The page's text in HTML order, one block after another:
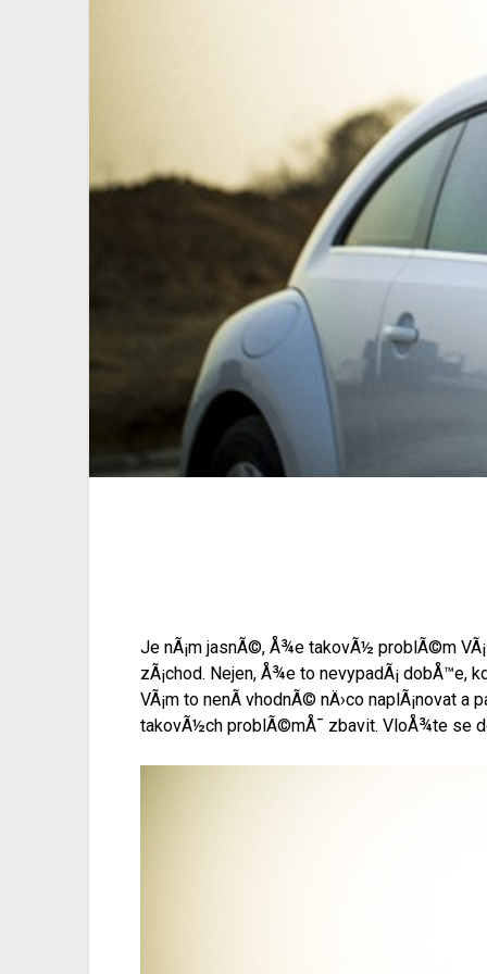
Je nÃ¡m jasnÃ©, Å¾e takovÃ½ problÃ©m
zÃ¡chod. Nejen, Å¾e to nevypadÃ¡ dobÅ™e,
VÃ¡m to nenÃ­ vhodnÃ© nÄ›co naplÃ¡novat
takovÃ½ch problÃ©mÅ¯ zbavit. VloÅ¾te se